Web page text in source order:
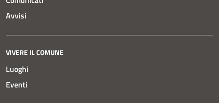
Avvisi
VIVERE IL COMUNE
Luoghi
Eventi